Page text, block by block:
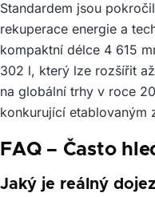
Standardem jsou
rekuperace energie a
kompaktní délce 4 615
302 l, který lze rozšířit
na globální trhy v roce
konkurující etablovaným
FAQ – Často
Jaký je reálný